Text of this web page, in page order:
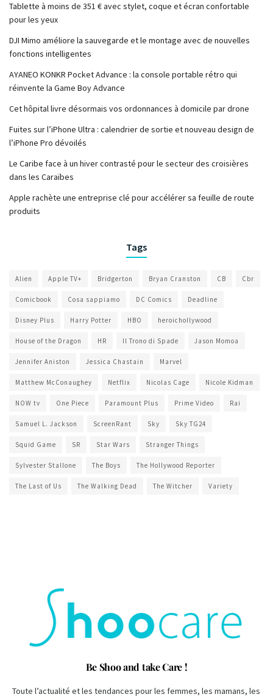
Tablette à moins de 351 € avec stylet, coque et écran confortable
pour les yeux
DJI Mimo améliore la sauvegarde et le montage avec de nouvelles
fonctions intelligentes
AYANEO KONKR Pocket Advance : la console portable rétro qui
réinvente la Game Boy Advance
Cet hôpital livre désormais vos ordonnances à domicile par drone
Fuites sur l’iPhone Ultra : calendrier de sortie et nouveau design de
l’iPhone Pro dévoilés
Le Caribe face à un hiver contrasté pour le secteur des croisières
dans les Caraïbes
Apple rachète une entreprise clé pour accélérer sa feuille de route
produits
Tags
Alien Apple TV+ Bridgerton Bryan Cranston CB Cbr
Comicbook Cosa sappiamo DC Comics Deadline
Disney Plus Harry Potter HBO heroichollywood
House of the Dragon HR Il Trono di Spade Jason Momoa
Jennifer Aniston Jessica Chastain Marvel
Matthew McConaughey Netflix Nicolas Cage Nicole Kidman
NOW tv One Piece Paramount Plus Prime Video Rai
Samuel L. Jackson ScreenRant Sky Sky TG24
Squid Game SR Star Wars Stranger Things
Sylvester Stallone The Boys The Hollywood Reporter
The Last of Us The Walking Dead The Witcher Variety
Be Shoo and take Care !
Toute l’actualité et les tendances pour les femmes, les mamans, les